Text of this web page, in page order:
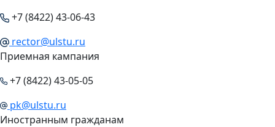
+7 (8422) 43-06-43
rector@ulstu.ru
Приемная кампания
+7 (8422) 43-05-05
pk@ulstu.ru
Иностранным гражданам